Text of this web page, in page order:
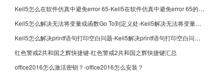
Keil5怎么在软件仿真中避免error 65-Keil5在软件仿真中避免error 65的方法
Keil5怎么解决无法将变量或函数Go To到定义处-Keil5解决无法将变量或函数Go To到定义处的方法
Keil5怎么解决printf语句打印空白问题-Keil5解决printf语句打印空白问题的方法
红色警戒2共和国之辉快捷键-红色警戒2共和国之辉快捷键汇总
office2016怎么激活密钥？-office2016怎么安装？